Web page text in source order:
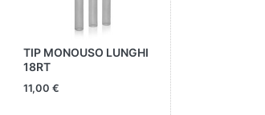
TIP MONOUSO LUNGHI
18RT
11,00 €